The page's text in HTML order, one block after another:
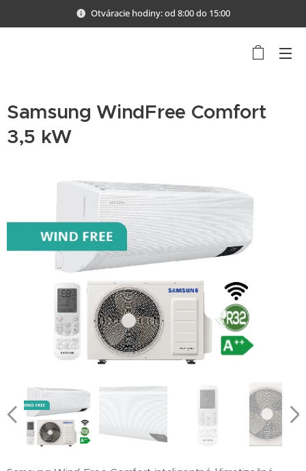
Otváracie hodiny: od 8:00 do 15:00
Samsung WindFree Comfort
3,5 kW